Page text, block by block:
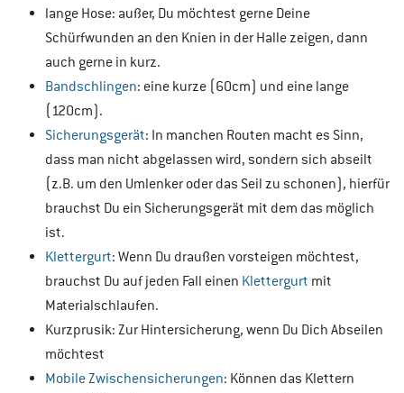
lange Hose: außer, Du möchtest gerne Deine
Schürfwunden an den Knien in der Halle zeigen, dann
auch gerne in kurz.
Bandschlingen: eine kurze (60cm) und eine lange
(120cm).
Sicherungsgerät: In manchen Routen macht es Sinn,
dass man nicht abgelassen wird, sondern sich abseilt
(z.B. um den Umlenker oder das Seil zu schonen), hierfür
brauchst Du ein Sicherungsgerät mit dem das möglich
ist.
Klettergurt: Wenn Du draußen vorsteigen möchtest,
brauchst Du auf jeden Fall einen Klettergurt mit
Materialschlaufen.
Kurzprusik: Zur Hintersicherung, wenn Du Dich Abseilen
möchtest
Mobile Zwischensicherungen: Können das Klettern